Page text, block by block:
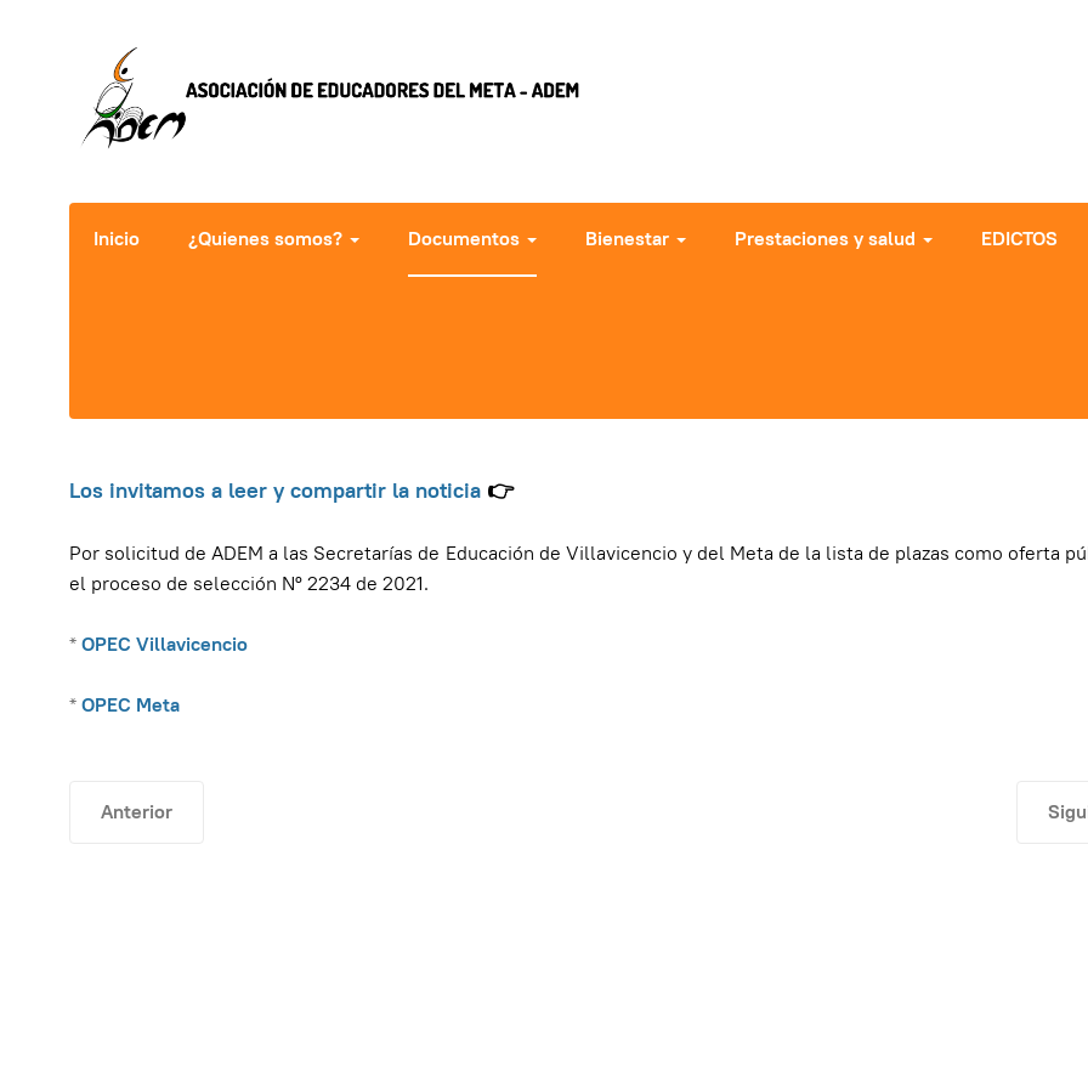
Inicio ¿Quienes somos? Documentos Bienestar Prestaciones y salud EDICTOS
Los invitamos a leer y compartir la noticia 👉
Por solicitud de ADEM a las Secretarías de Educación de Villavicencio y del Meta de la lista de plazas como oferta
el proceso de selección Nº 2234 de 2021.
*OPEC Villavicencio
*OPEC Meta
Artículo anterior: Circular Informativa No 22
Anterior